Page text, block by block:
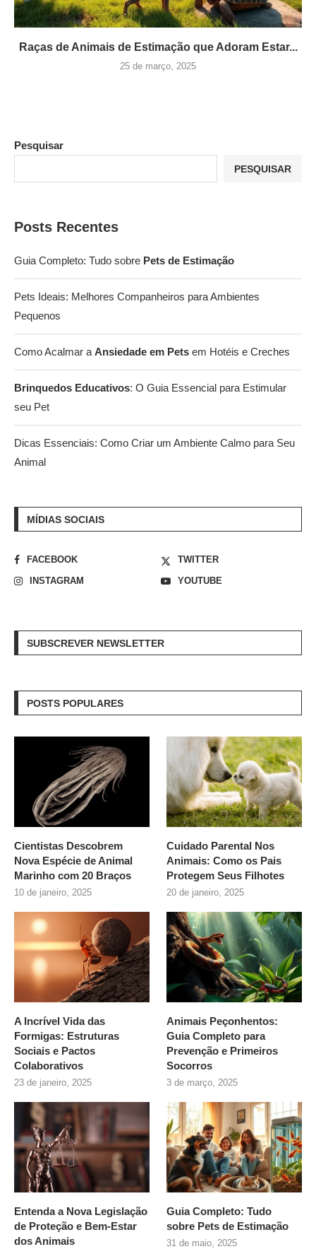
Raças de Animais de Estimação que Adoram Estar...
25 de março, 2025
Pesquisar
PESQUISAR
Posts Recentes
Guia Completo: Tudo sobre Pets de Estimação
Pets Ideais: Melhores Companheiros para Ambientes
Pequenos
Como Acalmar a Ansiedade em Pets em Hotéis e Creches
Brinquedos Educativos: O Guia Essencial para Estimular
seu Pet
Dicas Essenciais: Como Criar um Ambiente Calmo para Seu
Animal
MÍDIAS SOCIAIS
FACEBOOK
TWITTER
INSTAGRAM
YOUTUBE
SUBSCREVER NEWSLETTER
POSTS POPULARES
Cientistas Descobrem
Nova Espécie de Animal
Marinho com 20 Braços
10 de janeiro, 2025
Cuidado Parental Nos
Animais: Como os Pais
Protegem Seus Filhotes
20 de janeiro, 2025
A Incrível Vida das
Formigas: Estruturas
Sociais e Pactos
Colaborativos
23 de janeiro, 2025
Animais Peçonhentos:
Guia Completo para
Prevenção e Primeiros
Socorros
3 de março, 2025
Entenda a Nova Legislação
de Proteção e Bem-Estar
dos Animais
Guia Completo: Tudo
sobre Pets de Estimação
31 de maio, 2025